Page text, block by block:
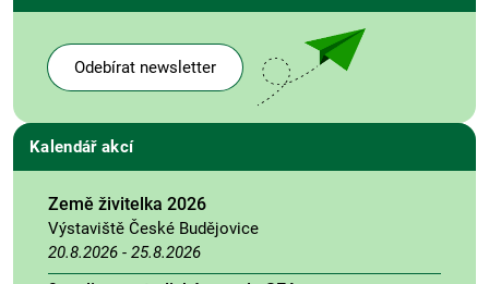
Odebírat newsletter
Kalendář akcí
Země živitelka 2026
Výstaviště České Budějovice
20.8.2026 - 25.8.2026